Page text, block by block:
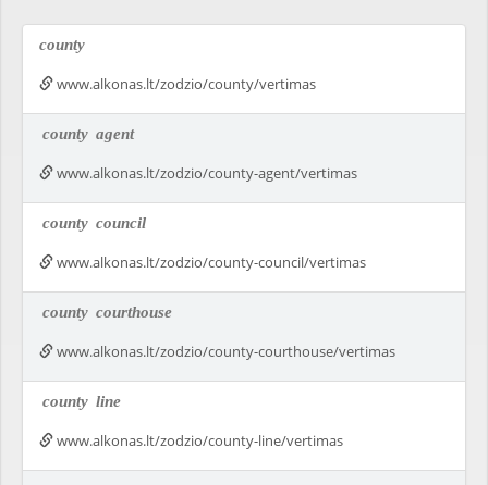
county
www.alkonas.lt/zodzio/county/vertimas
county agent
www.alkonas.lt/zodzio/county-agent/vertimas
county council
www.alkonas.lt/zodzio/county-council/vertimas
county courthouse
www.alkonas.lt/zodzio/county-courthouse/vertimas
county line
www.alkonas.lt/zodzio/county-line/vertimas